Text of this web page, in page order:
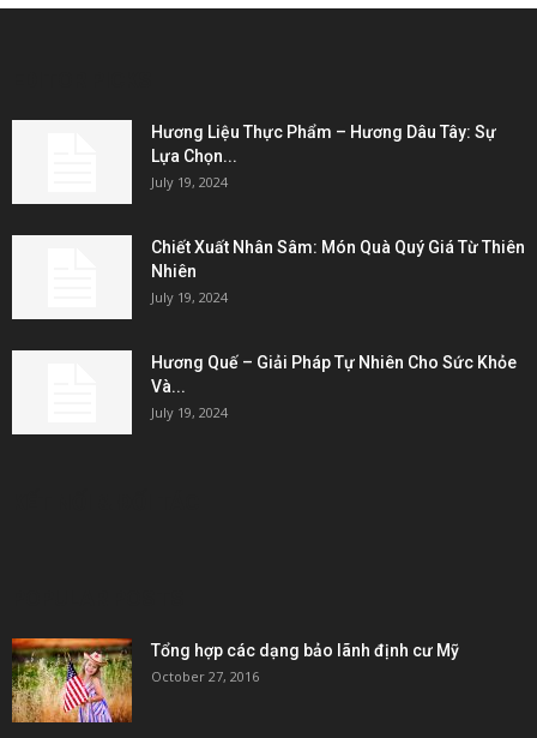
Hương Liệu Thực Phẩm – Hương Dâu Tây: Sự
Lựa Chọn...
July 19, 2024
Chiết Xuất Nhân Sâm: Món Quà Quý Giá Từ Thiên
Nhiên
July 19, 2024
Hương Quế – Giải Pháp Tự Nhiên Cho Sức Khỏe
Và...
July 19, 2024
Tổng hợp các dạng bảo lãnh định cư Mỹ
October 27, 2016